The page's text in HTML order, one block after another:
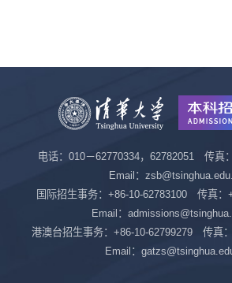
电话：010－62770334，62782051 传真
Email：
国际招生事务：+86-10-62783100 传真
Email：
港澳台招生事务：+86-10-62799279 传真
Email：